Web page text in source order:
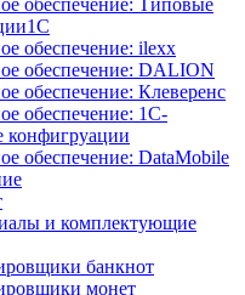
обеспечение: Типовые
обеспечение: ilexx
обеспечение: DALION
обеспечение: Клеверенс
обеспечение: 1С-
конфигруации
обеспечение: DataMobile
и комплектующие
банкнот
монет